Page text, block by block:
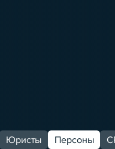
Юристы Персоны